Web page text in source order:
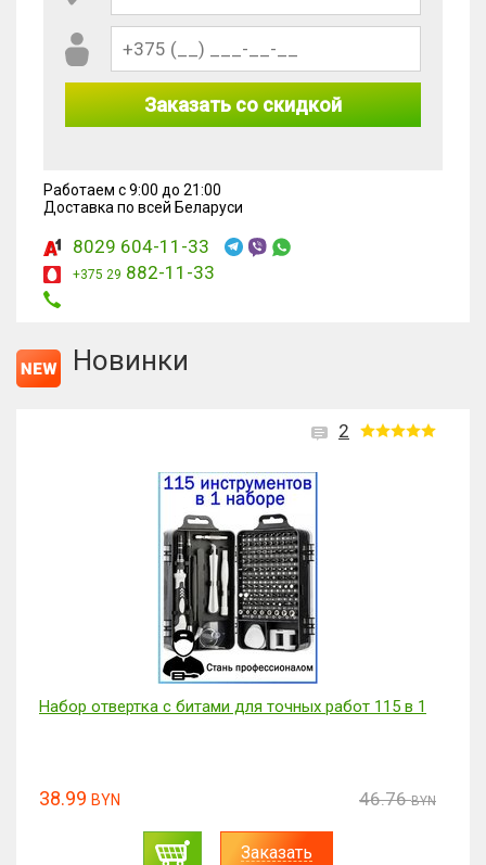
Заказать со скидкой
Работаем с 9:00 до 21:00
Доставка по всей Беларуси
8029 604-11-33
+375 29 882-11-33
Новинки
2
Набор отвертка с битами для точных работ 115 в 1
38.99 BYN 46.76 BYN
Заказать